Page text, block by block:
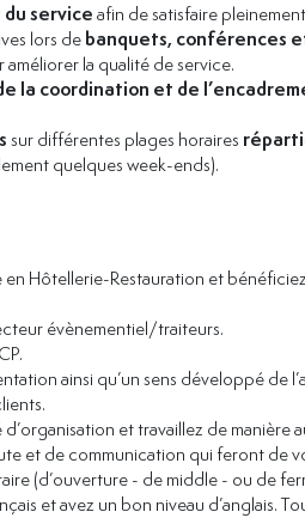
service afin de satisfaire
lors de banquets, conférences
la qualité de service.
la coordination et de
sur différentes plages horaires
quelques week-ends).
Hôtellerie-Restauration et
évènementiel/traiteurs.
ainsi qu’un sens développé de
et travaillez de manière
et de communication qui feront de
(d’ouverture - de middle - ou de
et avez un bon niveau d’anglais.